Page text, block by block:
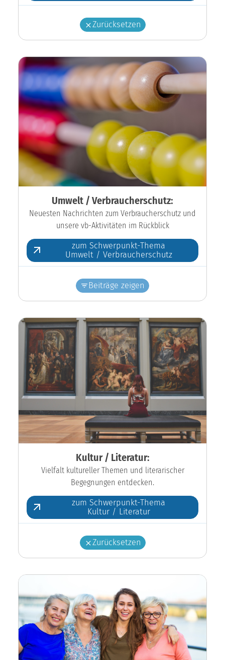
Zurücksetzen
Umwelt / Verbraucherschutz:
Neuesten Nachrichten zum Verbraucherschutz und
unsere vb-Aktivitäten im Rückblick
zum Schwerpunkt-Thema
Umwelt / Verbraucherschutz
Beiträge zeigen
Kultur / Literatur:
Vielfalt kultureller Themen und literarischer
Begegnungen entdecken.
zum Schwerpunkt-Thema
Kultur / Literatur
Zurücksetzen